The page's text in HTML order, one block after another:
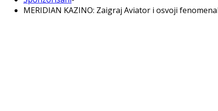
MERIDIAN KAZINO: Zaigraj Aviator i osvoji